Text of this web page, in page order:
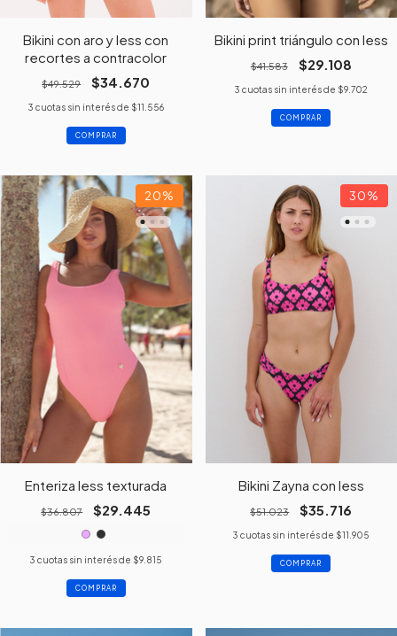
Bikini con aro y less con
recortes a contracolor
$49.529 $34.670
3 cuotas sin interés de $11.556
COMPRAR
Bikini print triángulo con less
$41.583 $29.108
3 cuotas sin interés de $9.702
COMPRAR
20%
Enteriza less texturada
$36.807 $29.445
3 cuotas sin interés de $9.815
COMPRAR
30%
Bikini Zayna con less
$51.023 $35.716
3 cuotas sin interés de $11.905
COMPRAR